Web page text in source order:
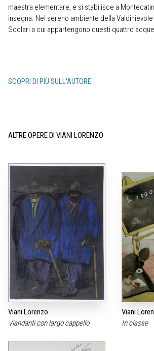
maestra elementare, e si stabilisce a
insegna. Nel sereno ambiente della
Scolari a cui appartengono questi quattro
SCOPRI DI PIÙ SULL'AUTORE
ALTRE OPERE DI VIANI LORENZO
Viani Lorenzo
Viandanti con largo cappello
Viani
In classe